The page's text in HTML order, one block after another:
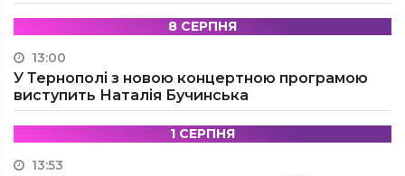
8 СЕРПНЯ
13:00
У Тернополі з новою концертною програмою
виступить Наталія Бучинська
1 СЕРПНЯ
13:53